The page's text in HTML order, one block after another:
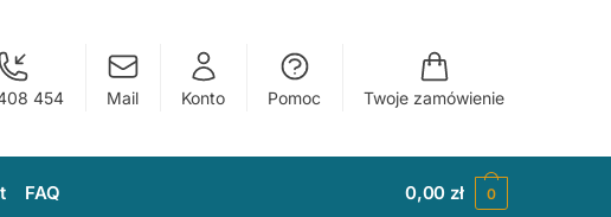
454 Mail Konto Pomoc Twoje zamówienie
FAQ 0,00zł 0